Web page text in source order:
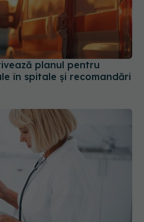
planul pentru
în spitale și recomandări